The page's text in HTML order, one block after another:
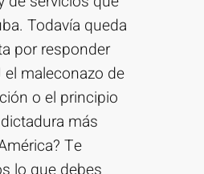
Todavía queda
por responder
el maleconazo de
o el principio
más
Te